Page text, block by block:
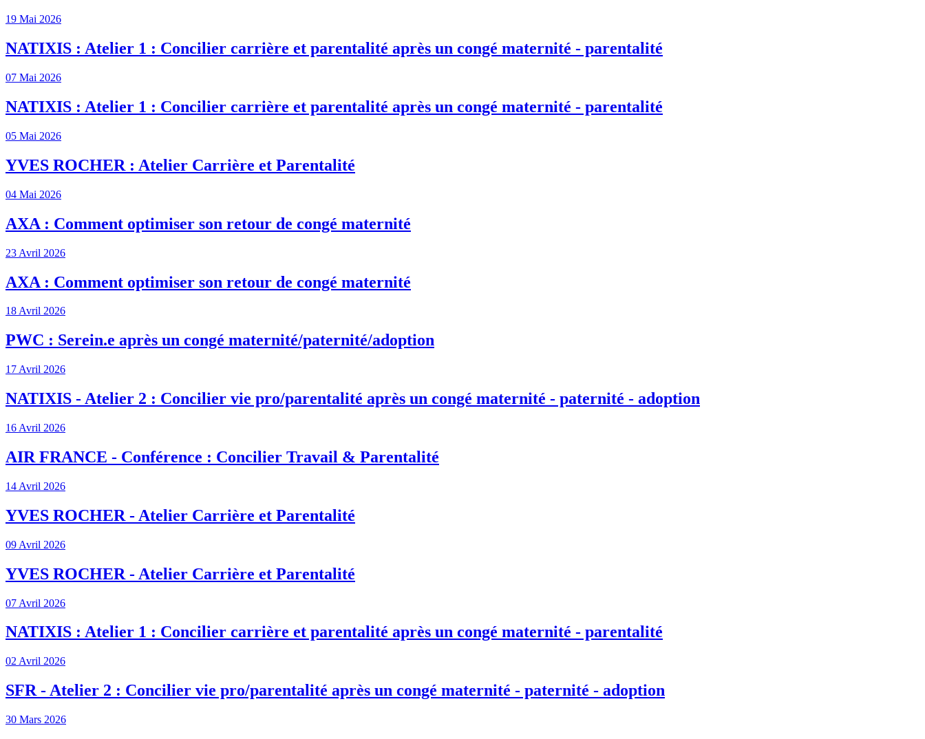
19 Mai 2026
NATIXIS : Atelier 1 : Concilier carrière et parentalité après un congé maternité - parentalité
07 Mai 2026
NATIXIS : Atelier 1 : Concilier carrière et parentalité après un congé maternité - parentalité
05 Mai 2026
YVES ROCHER : Atelier Carrière et Parentalité
04 Mai 2026
AXA : Comment optimiser son retour de congé maternité
23 Avril 2026
AXA : Comment optimiser son retour de congé maternité
18 Avril 2026
PWC : Serein.e après un congé maternité/paternité/adoption
17 Avril 2026
NATIXIS - Atelier 2 : Concilier vie pro/parentalité après un congé maternité - paternité - adoption
16 Avril 2026
AIR FRANCE - Conférence : Concilier Travail & Parentalité
14 Avril 2026
YVES ROCHER - Atelier Carrière et Parentalité
09 Avril 2026
YVES ROCHER - Atelier Carrière et Parentalité
07 Avril 2026
NATIXIS : Atelier 1 : Concilier carrière et parentalité après un congé maternité - parentalité
02 Avril 2026
SFR - Atelier 2 : Concilier vie pro/parentalité après un congé maternité - paternité - adoption
30 Mars 2026